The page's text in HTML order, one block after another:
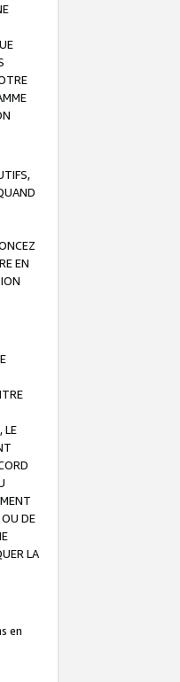
EN
LE
DE
LA
en